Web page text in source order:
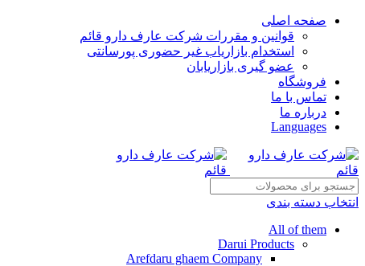
صفحه اصلی
قوانین و مقررات شرکت عارف دارو قائم
استخدام بازاریاب غیر حضوری پورسانتی
عضو گیری بازاریابان
فروشگاه
تماس با ما
درباره ما
Languages
انتخاب دسته بندی
All of them
Darui Products
Arefdaru ghaem Company